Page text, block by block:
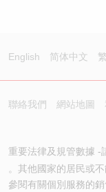
English 简体中文
聯絡我們 網站地圖
重要法律及規管數據 -
。其他國家的居民或
參閱有關個別服務的